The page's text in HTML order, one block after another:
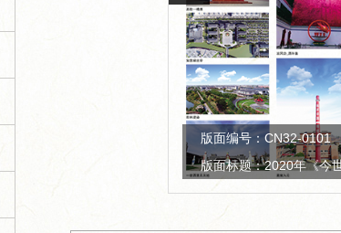
版面编号：CN32-0101
版面标题：2020年《今